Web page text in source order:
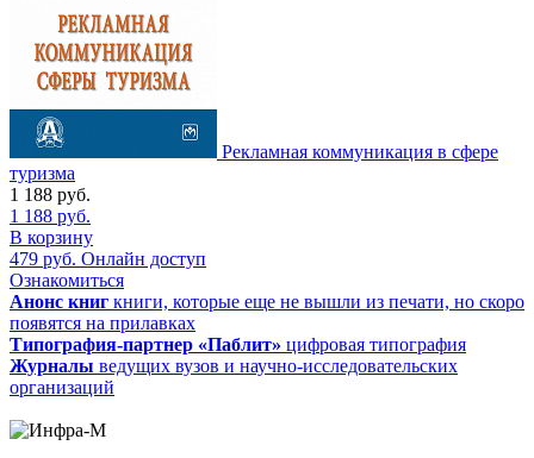
Рекламная коммуникация в сфере
туризма
1 188 руб.
1 188 руб.
В корзину
479 руб. Онлайн доступ
Ознакомиться
Анонс книг книги, которые еще не вышли из печати, но скоро
появятся на прилавках
Типография-партнер «Паблит» цифровая типография
Журналы ведущих вузов и научно-исследовательских
организаций